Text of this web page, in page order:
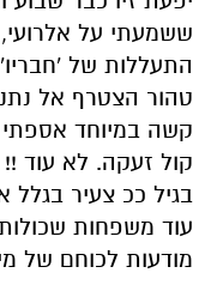
ששמעתי על
התעללות של
טהור הצטרף אל
קשה במיוחד
קול זעקה. לא עוד
בגיל ככ צעיר בגלל
עוד משפחות
מודעות לכוחם של